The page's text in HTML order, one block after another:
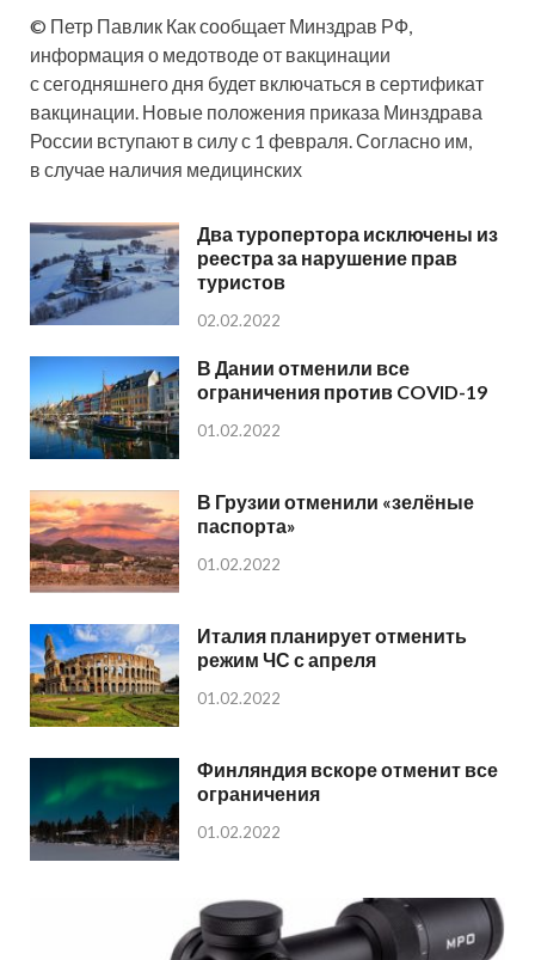
© Петр Павлик Как сообщает Минздрав РФ,
информация о медотводе от вакцинации
с сегодняшнего дня будет включаться в сертификат
вакцинации. Новые положения приказа Минздрава
России вступают в силу с 1 февраля. Согласно им,
в случае наличия медицинских
Два туропертора исключены из
реестра за нарушение прав
туристов
02.02.2022
В Дании отменили все
ограничения против COVID-19
01.02.2022
В Грузии отменили «зелёные
паспорта»
01.02.2022
Италия планирует отменить
режим ЧС с апреля
01.02.2022
Финляндия вскоре отменит все
ограничения
01.02.2022